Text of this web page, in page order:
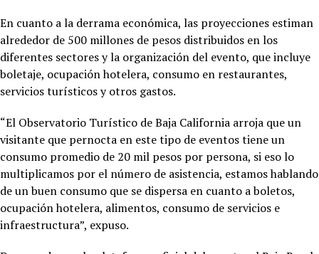
En cuanto a la derrama económica, las proyecciones estiman
alrededor de 500 millones de pesos distribuidos en los
diferentes sectores y la organización del evento, que incluye
boletaje, ocupación hotelera, consumo en restaurantes,
servicios turísticos y otros gastos.
“El Observatorio Turístico de Baja California arroja que un
visitante que pernocta en este tipo de eventos tiene un
consumo promedio de 20 mil pesos por persona, si eso lo
multiplicamos por el número de asistencia, estamos hablando
de un buen consumo que se dispersa en cuanto a boletos,
ocupación hotelera, alimentos, consumo de servicios e
infraestructura”, expuso.